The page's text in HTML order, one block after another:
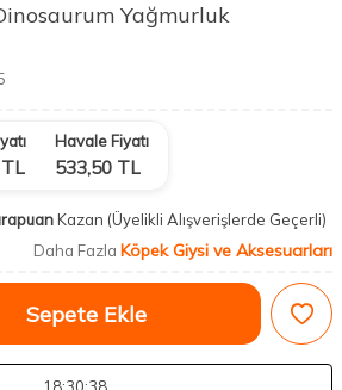
Yağmurluk
TL
Havale Fiyatı
533,50 TL
Kazan (Üyelikli Alışverişlerde Geçerli)
Daha Fazla Köpek Giysi ve Aksesuarları
Sepete Ekle